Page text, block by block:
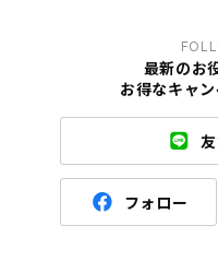
最新のお
お得なキャ
フォロー